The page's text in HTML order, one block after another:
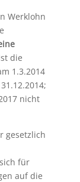
Werklohn
die
1.3.2014
nicht
gesetzlich
für
auf die